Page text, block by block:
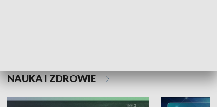
NAUKA I ZDROWIE